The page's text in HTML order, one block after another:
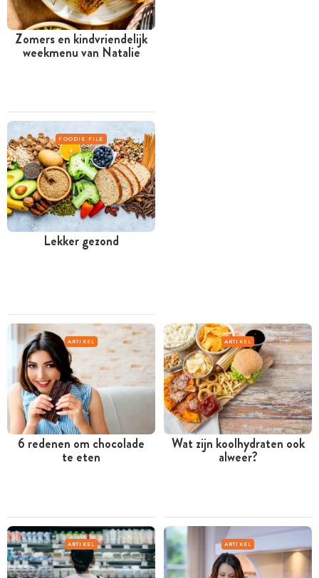
Zomers en kindvriendelijk
weekmenu van Natalie
FOODIE FILE
Lekker gezond
ARTIKEL
6 redenen om chocolade
te eten
ARTIKEL
Wat zijn koolhydraten ook
alweer?
ARTIKEL ARTIKEL